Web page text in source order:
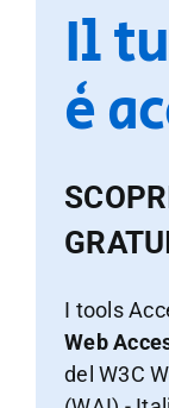
Il
è
I tools
Web
del W3C